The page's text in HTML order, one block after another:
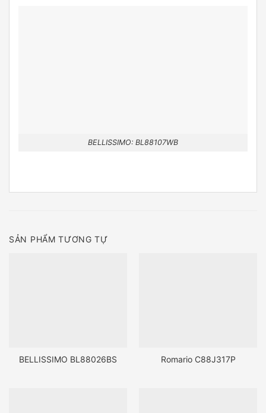
BELLISSIMO: BL88107WB
SẢN PHẨM TƯƠNG TỰ
BELLISSIMO BL88026BS Romario C88J317P